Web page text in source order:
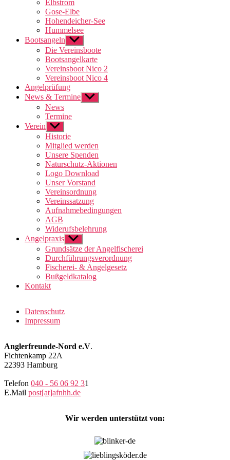
Elbstrom
Gose-Elbe
Hohendeicher-See
Hummelsee
Bootsangeln Untermenü
anzeigen
Die Vereinsboote
Bootsangelkarte
Vereinsboot Nico 2
Vereinsboot Nico 4
Angelprüfung
News & Termine Untermenü
anzeigen
News
Termine
Verein Untermenü
anzeigen
Historie
Mitglied werden
Unsere Spenden
Naturschutz-Aktionen
Logo Download
Unser Vorstand
Vereinsordnung
Vereinssatzung
Aufnahmebedingungen
AGB
Widerufsbelehrung
Angelpraxis Untermenü
anzeigen
Grundsätze der Angelfischerei
Durchführungsverordnung
Fischerei- & Angelgesetz
Bußgeldkatalog
Kontakt
Datenschutz
Impressum
Anglerfreunde-Nord e.V.
Fichtenkamp 22A
22393 Hamburg
Telefon 040 - 56 06 92 31
E.Mail post[at]afnhh.de
Wir werden unterstützt von: